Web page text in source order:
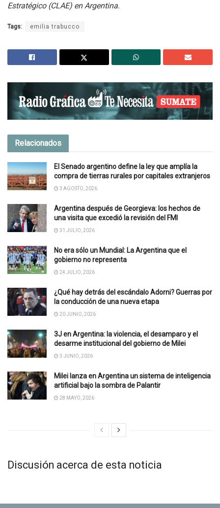
Estratégico (CLAE) en Argentina.
Tags: emilia trabucco
Relacionados
El Senado argentino define la ley que amplía la
compra de tierras rurales por capitales extranjeros
3 AGOSTO, 2026
Argentina después de Georgieva: los hechos de
una visita que excedió la revisión del FMI
31 JULIO, 2026
No era sólo un Mundial: La Argentina que el
gobierno no representa
24 JULIO, 2026
¿Qué hay detrás del escándalo Adorni? Guerras por
la conducción de una nueva etapa
20 JUNIO, 2026
3J en Argentina: la violencia, el desamparo y el
desarme institucional del gobierno de Milei
3 JUNIO, 2026
Milei lanza en Argentina un sistema de inteligencia
artificial bajo la sombra de Palantir
28 MAYO, 2026
Discusión acerca de esta noticia